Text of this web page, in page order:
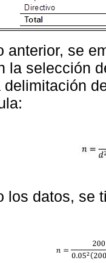
anterior, se
la selección
los datos, se